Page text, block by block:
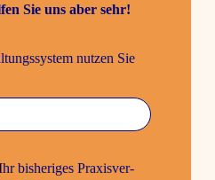
Sie uns aber sehr!
nutzen Sie
bishe­riges Praxis­ver­